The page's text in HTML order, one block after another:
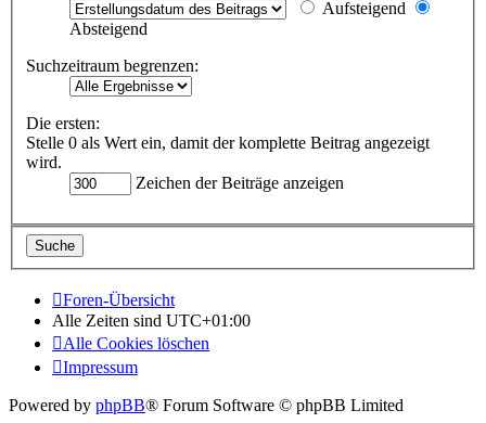
Aufsteigend
Absteigend
Suchzeitraum begrenzen:
Die ersten:
Stelle 0 als Wert ein, damit der komplette Beitrag angezeigt
wird.
Zeichen der Beiträge anzeigen
Foren-Übersicht
Alle Zeiten sind UTC+01:00
Alle Cookies löschen
Impressum
Powered by phpBB® Forum Software © phpBB Limited